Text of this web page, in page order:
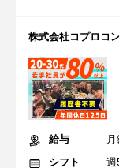
株式会社コプロコ
給与
シフト
週